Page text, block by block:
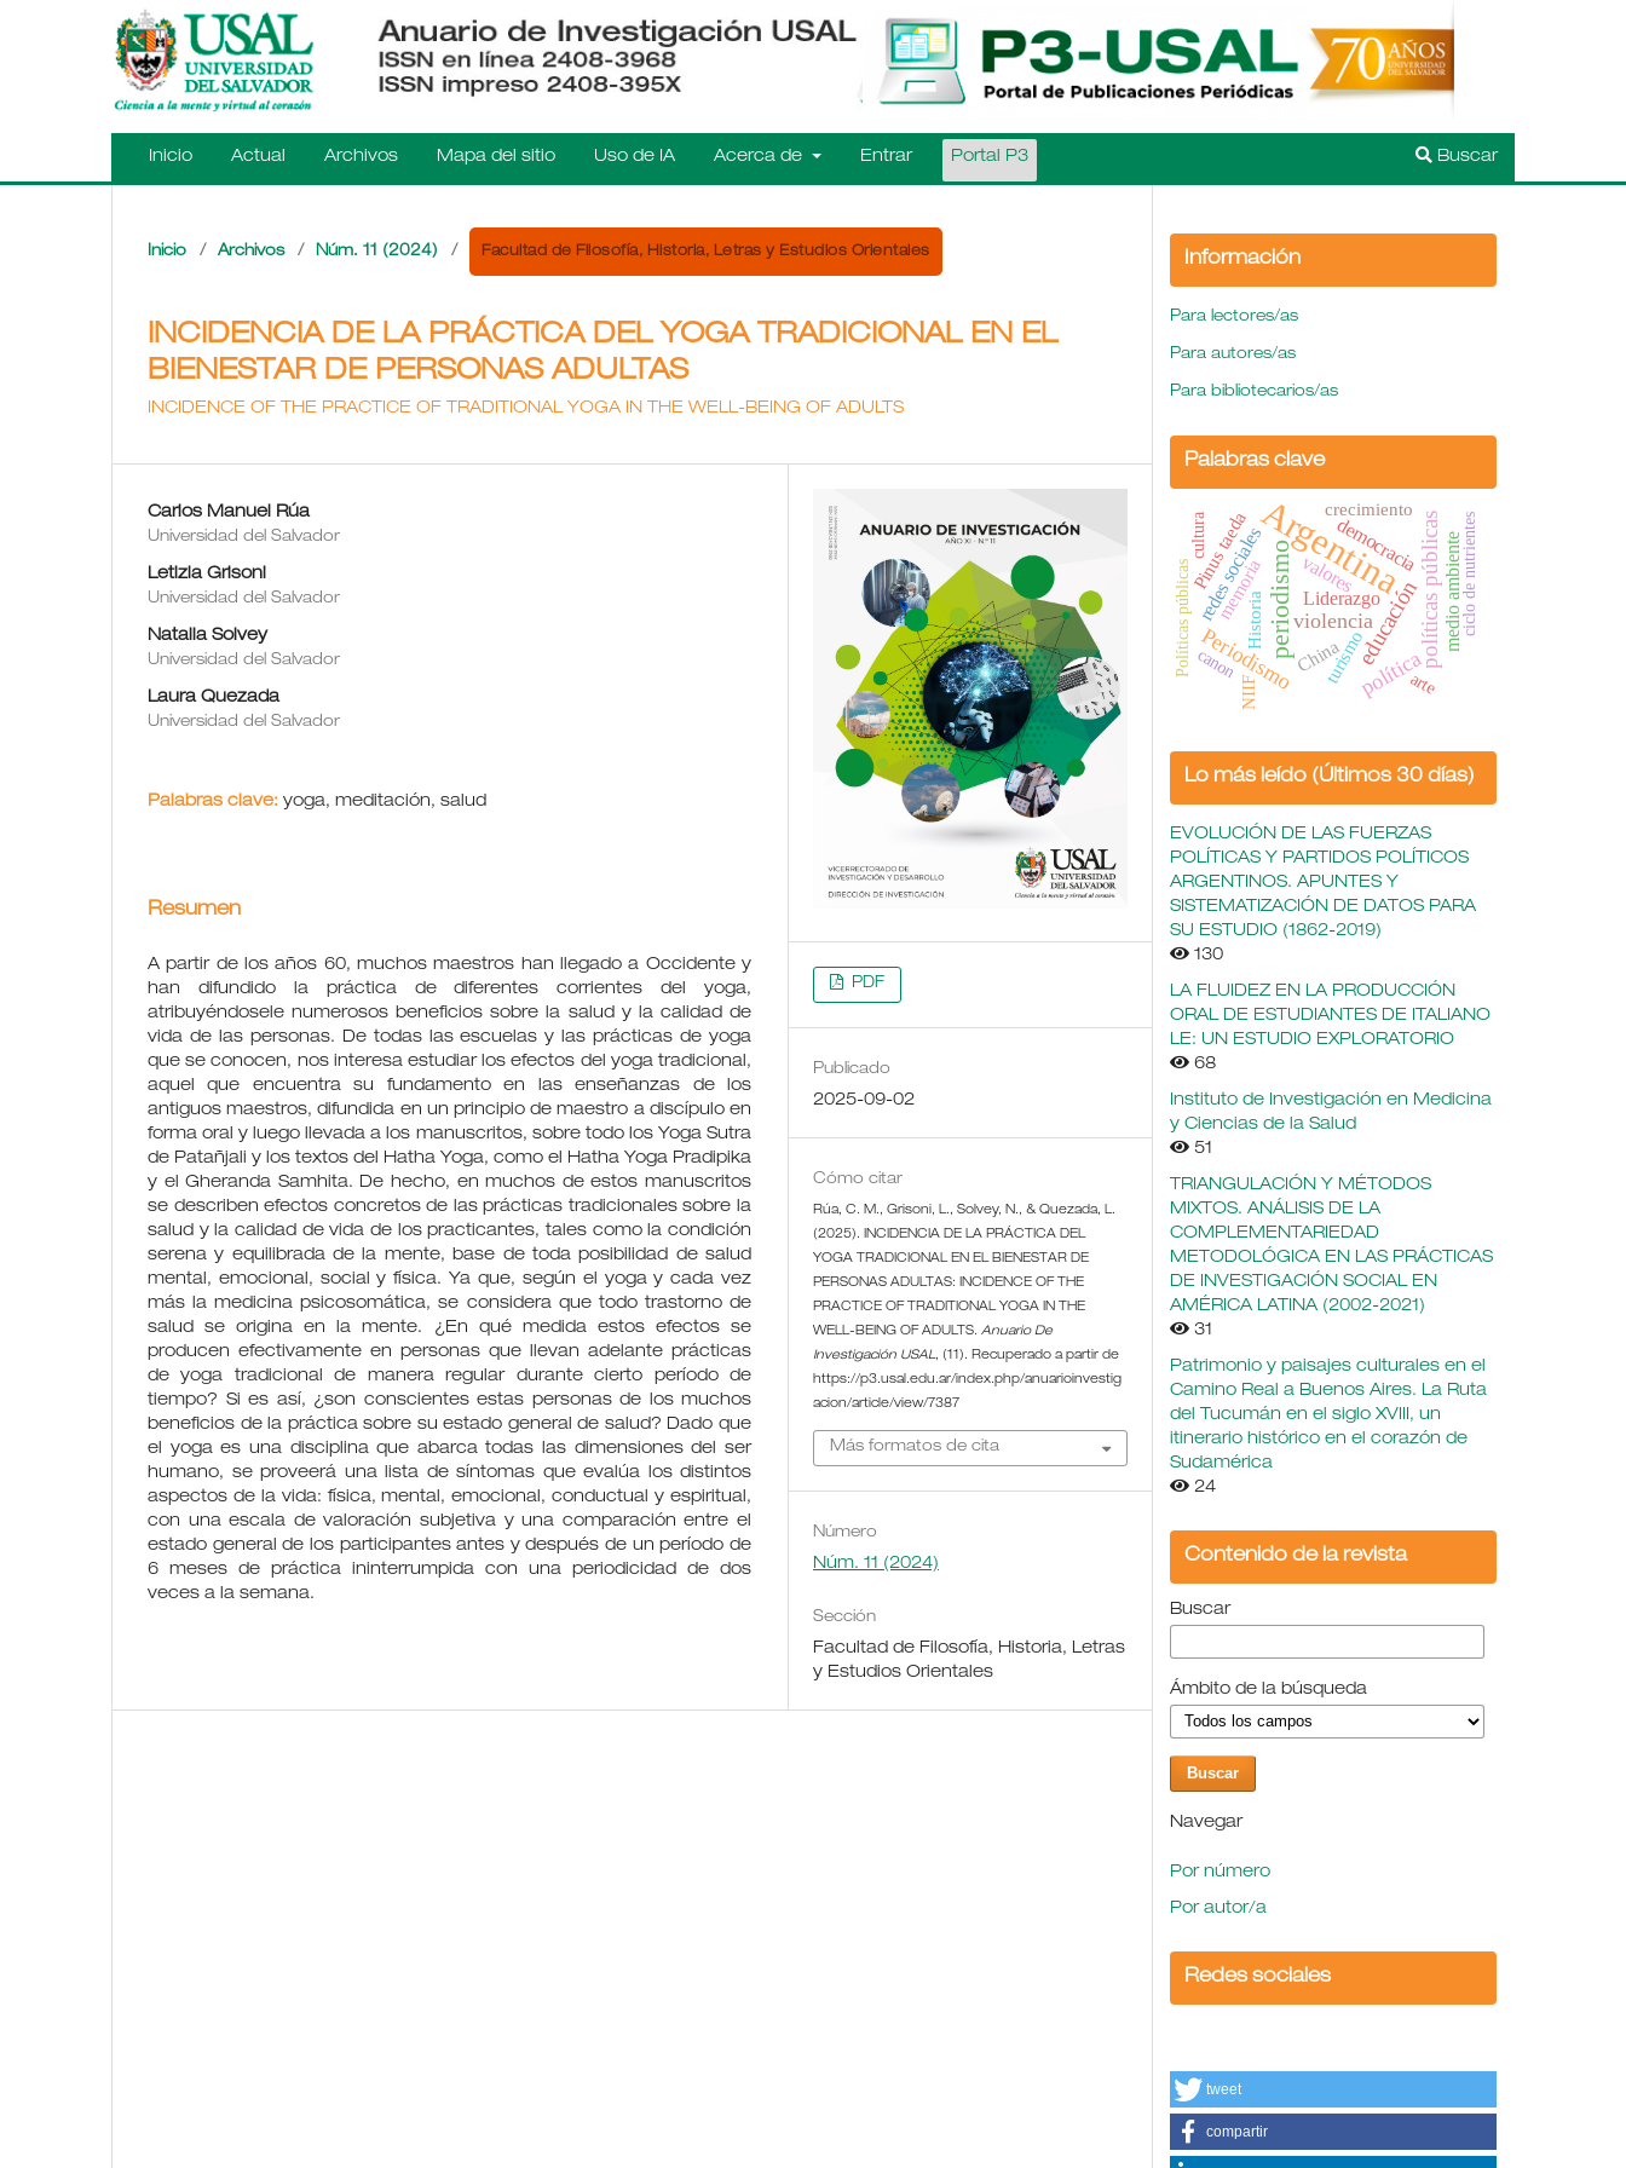
Inicio Actual Archivos Mapa del sitio Uso de IA Acerca de Entrar Portal P3 Buscar
Inicio / Archivos / Núm. 11 (2024) / Facultad de Filosofía, Historia, Letras y Estudios Orientales
INCIDENCIA DE LA PRÁCTICA DEL YOGA TRADICIONAL EN EL
BIENESTAR DE PERSONAS ADULTAS
INCIDENCE OF THE PRACTICE OF TRADITIONAL YOGA IN THE WELL-BEING OF ADULTS
Carlos Manuel Rúa
Universidad del Salvador
Letizia Grisoni
Universidad del Salvador
Natalia Solvey
Universidad del Salvador
Laura Quezada
Universidad del Salvador
Palabras clave: yoga, meditación, salud
Resumen
A partir de los años 60, muchos maestros han llegado a Occidente y
han difundido la práctica de diferentes corrientes del yoga,
atribuyéndosele numerosos beneficios sobre la salud y la calidad de
vida de las personas. De todas las escuelas y las prácticas de yoga
que se conocen, nos interesa estudiar los efectos del yoga tradicional,
aquel que encuentra su fundamento en las enseñanzas de los
antiguos maestros, difundida en un principio de maestro a discípulo en
forma oral y luego llevada a los manuscritos, sobre todo los Yoga Sutra
de Patañjali y los textos del Hatha Yoga, como el Hatha Yoga Pradipika
y el Gheranda Samhita. De hecho, en muchos de estos manuscritos
se describen efectos concretos de las prácticas tradicionales sobre la
salud y la calidad de vida de los practicantes, tales como la condición
serena y equilibrada de la mente, base de toda posibilidad de salud
mental, emocional, social y física. Ya que, según el yoga y cada vez
más la medicina psicosomática, se considera que todo trastorno de
salud se origina en la mente. ¿En qué medida estos efectos se
producen efectivamente en personas que llevan adelante prácticas
de yoga tradicional de manera regular durante cierto período de
tiempo? Si es así, ¿son conscientes estas personas de los muchos
beneficios de la práctica sobre su estado general de salud? Dado que
el yoga es una disciplina que abarca todas las dimensiones del ser
humano, se proveerá una lista de síntomas que evalúa los distintos
aspectos de la vida: física, mental, emocional, conductual y espiritual,
con una escala de valoración subjetiva y una comparación entre el
estado general de los participantes antes y después de un período de
6 meses de práctica ininterrumpida con una periodicidad de dos
veces a la semana.
PDF
Publicado
2025-09-02
Cómo citar
Rúa, C. M., Grisoni, L., Solvey, N., & Quezada, L.
(2025). INCIDENCIA DE LA PRÁCTICA DEL
YOGA TRADICIONAL EN EL BIENESTAR DE
PERSONAS ADULTAS: INCIDENCE OF THE
PRACTICE OF TRADITIONAL YOGA IN THE
WELL-BEING OF ADULTS.Anuario De
Investigación USAL, (11). Recuperado a partir de
https://p3.usal.edu.ar/index.php/anuarioinvestig
acion/article/view/7387
Más formatos de cita
Número
Núm. 11 (2024)
Sección
Facultad de Filosofía, Historia, Letras
y Estudios Orientales
Información
Para lectores/as
Para autores/as
Para bibliotecarios/as
Palabras clave
Argentina
periodismo educaciónpolíticas públicas
Periodismo política
violencia
Liderazgo
redes sociales valores medio ambiente
democracia
China
Historia
Pinus taeda
memoria
turismo
crecimiento
NIIF
ciclo de nutrientes
canon
Políticas públicas
arte
cultura
Lo más leído (Últimos 30 días)
EVOLUCIÓN DE LAS FUERZAS
POLÍTICAS Y PARTIDOS POLÍTICOS
ARGENTINOS. APUNTES Y
SISTEMATIZACIÓN DE DATOS PARA
SU ESTUDIO (1862-2019)
130
LA FLUIDEZ EN LA PRODUCCIÓN
ORAL DE ESTUDIANTES DE ITALIANO
LE: UN ESTUDIO EXPLORATORIO
68
Instituto de Investigación en Medicina
y Ciencias de la Salud
51
TRIANGULACIÓN Y MÉTODOS
MIXTOS. ANÁLISIS DE LA
COMPLEMENTARIEDAD
METODOLÓGICA EN LAS PRÁCTICAS
DE INVESTIGACIÓN SOCIAL EN
AMÉRICA LATINA (2002-2021)
31
Patrimonio y paisajes culturales en el
Camino Real a Buenos Aires. La Ruta
del Tucumán en el siglo XVIII, un
itinerario histórico en el corazón de
Sudamérica
24
Contenido de la revista
Buscar
Ámbito de la búsqueda
Navegar
Por número
Por autor/a
Redes sociales
tweet
compartir